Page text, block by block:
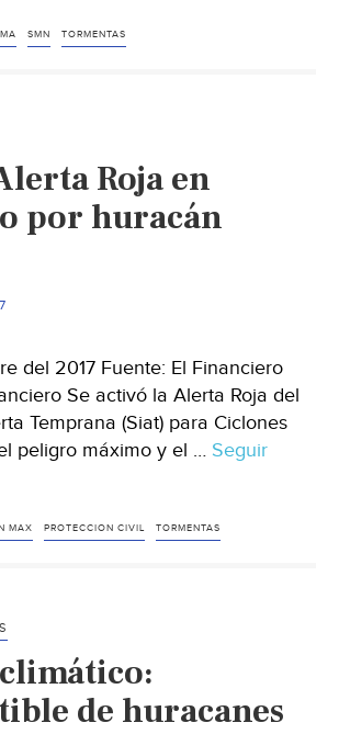
lluvias
SMN TORMENTAS
Roja en
por huracán
del 2017 Fuente: El Financiero
Se activó la Alerta Roja del
Temprana (Siat) para Ciclones
peligro máximo y el … Seguir
MAX PROTECCION CIVIL TORMENTAS
de huracanes